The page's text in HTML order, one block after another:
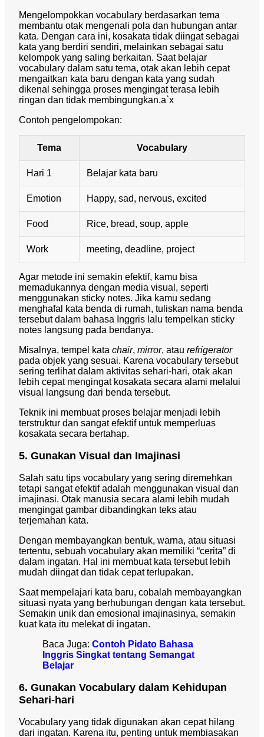
Mengelompokkan vocabulary berdasarkan tema
membantu otak mengenali pola dan hubungan antar
kata. Dengan cara ini, kosakata tidak diingat sebagai
kata yang berdiri sendiri, melainkan sebagai satu
kelompok yang saling berkaitan. Saat belajar
vocabulary dalam satu tema, otak akan lebih cepat
mengaitkan kata baru dengan kata yang sudah
dikenal sehingga proses mengingat terasa lebih
ringan dan tidak membingungkan.a`x
Contoh pengelompokan:
Tema Vocabulary
Hari 1 Belajar kata baru
Emotion Happy, sad, nervous, excited
Food Rice, bread, soup, apple
Work meeting, deadline, project
Agar metode ini semakin efektif, kamu bisa
memadukannya dengan media visual, seperti
menggunakan sticky notes. Jika kamu sedang
menghafal kata benda di rumah, tuliskan nama benda
tersebut dalam bahasa Inggris lalu tempelkan sticky
notes langsung pada bendanya.
Misalnya, tempel kata chair, mirror, atau refrigerator
pada objek yang sesuai. Karena vocabulary tersebut
sering terlihat dalam aktivitas sehari-hari, otak akan
lebih cepat mengingat kosakata secara alami melalui
visual langsung dari benda tersebut.
Teknik ini membuat proses belajar menjadi lebih
terstruktur dan sangat efektif untuk memperluas
kosakata secara bertahap.
5. Gunakan Visual dan Imajinasi
Salah satu tips vocabulary yang sering diremehkan
tetapi sangat efektif adalah menggunakan visual dan
imajinasi. Otak manusia secara alami lebih mudah
mengingat gambar dibandingkan teks atau
terjemahan kata.
Dengan membayangkan bentuk, warna, atau situasi
tertentu, sebuah vocabulary akan memiliki “cerita” di
dalam ingatan. Hal ini membuat kata tersebut lebih
mudah diingat dan tidak cepat terlupakan.
Saat mempelajari kata baru, cobalah membayangkan
situasi nyata yang berhubungan dengan kata tersebut.
Semakin unik dan emosional imajinasinya, semakin
kuat kata itu melekat di ingatan.
Baca Juga: Contoh Pidato Bahasa
Inggris Singkat tentang Semangat
Belajar
6. Gunakan Vocabulary dalam Kehidupan
Sehari-hari
Vocabulary yang tidak digunakan akan cepat hilang
dari ingatan. Karena itu, penting untuk membiasakan